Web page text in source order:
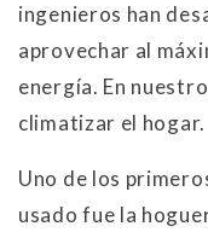
ingenieros han
aprovechar al
energía. En
climatizar el hogar.
Uno de los
usado fue la